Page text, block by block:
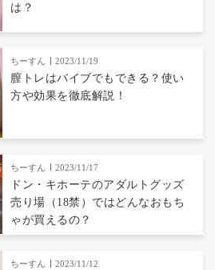
は？
ちーすん 2023/11/19
膣トレはバイブでもできる？使い
方や効果を徹底解説！
ちーすん 2023/11/17
ドン・キホーテのアダルトグッズ
売り場（18禁）ではどんなおもち
ゃが買えるの？
ちーすん 2023/11/12